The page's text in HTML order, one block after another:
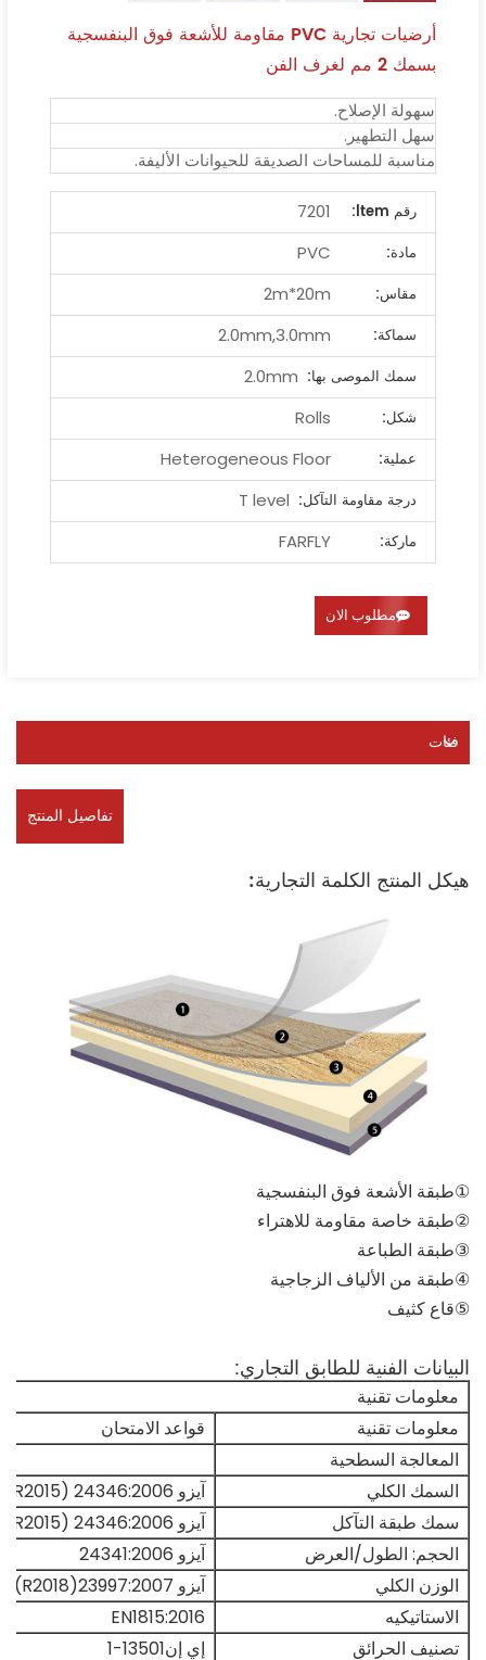
أرضيات تجارية PVC مقاومة للأشعة فوق البنفسجية
بسمك 2 مم لغرف الفن
سهولة الإصلاح.
سهل التطهير.
مناسبة للمساحات الصديقة للحيوانات الأليفة.
رقم ltem:
7201
مادة:
PVC
مقاس:
2m*20m
سماكة:
2.0mm,3.0mm
سمك الموصى بها: 2.0mm
شكل:
Rolls
عملية:
Heterogeneous Floor
درجة مقاومة التآكل: T level
ماركة:
FARFLY
مطلوب الان
فئات
تفاصيل المنتج
هيكل المنتج الكلمة التجارية:
①طبقة الأشعة فوق البنفسجية
②طبقة خاصة مقاومة للاهتراء
③طبقة الطباعة
④طبقة من الألياف الزجاجية
⑤قاع كثيف
البيانات الفنية للطابق التجاري:
معلومات تقنية
معلومات تقنية
قواعد الامتحان
المعالجة السطحية
السمك الكلي
آيزو 24346:2006 (R2015)
سمك طبقة التآكل
آيزو 24346:2006 (R2015)
الحجم: الطول/العرض
آيزو 24341:2006
الوزن الكلي
آيزو 23997:2007(R2018)
الاستاتيكيه
EN1815:2016
تصنيف الحرائق
إي إن13501-1